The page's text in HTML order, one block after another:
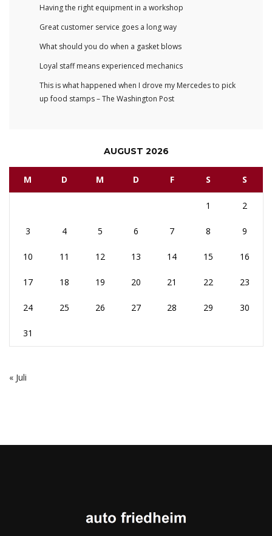
Having the right equipment in a workshop
Great customer service goes a long way
What should you do when a gasket blows
Loyal staff means experienced mechanics
This is what happened when I drove my Mercedes to pick
up food stamps – The Washington Post
AUGUST 2026
M D M D F S S
1 2
3 4 5 6 7 8 9
10 11 12 13 14 15 16
17 18 19 20 21 22 23
24 25 26 27 28 29 30
31
« Juli